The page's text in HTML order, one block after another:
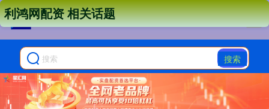
搜索
利鸿网配资 相关话题